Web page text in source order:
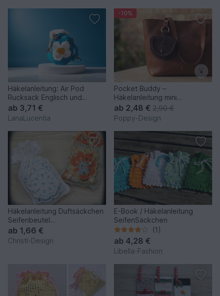
Häkelanleitung: Air Pod
Rucksack Englisch und
Deutsch
ab 3,71 €
LanaLucentia
-10%
Pocket Buddy –
Häkelanleitung mini
Halbmond-Tasche mit
Karabiner
ab 2,48 € 2,90 €
Poppy-Design
Häkelanleitung Duftsäckchen
Seifenbeutel
Geschenksäckchen Modell 1
ab 1,66 €
Christl-Design
E-Book / Häkelanleitung
SeifenSäckchen
(1)
ab 4,28 €
Libella-Fashion